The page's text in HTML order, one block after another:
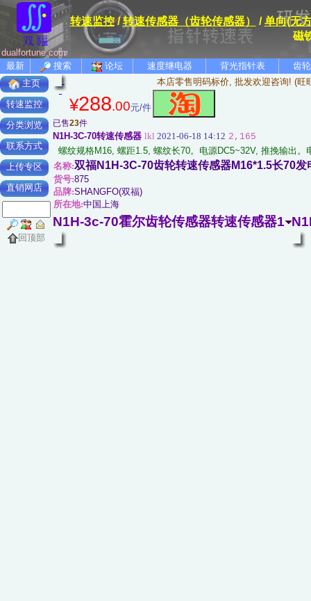
dualfortune.com
转速监控/转速传感器（齿轮传感器） /单向(无
磁
最新 搜索 论坛 速度继电器 背光指针表
齿
主页
转速监控
分类浏览
联系方式
上传专区
直销网店
回顶部
本店零售明码标价, 批发欢迎咨询! (旺
¥288.00元/件
已售23件
N1H-3C-70转速传感器 lkl 2021-06-18 14:12 2,165
螺纹规格M16, 螺距1.5, 螺纹长70。电源DC5~32V, 推挽输出。
名称:双福N1H-3C-70齿轮转速传感器M16*1.5长70
货号:875
品牌:SHANGFO(双福)
所在地:中国上海
N1H-3c-70霍尔齿轮传感器转速传感器1